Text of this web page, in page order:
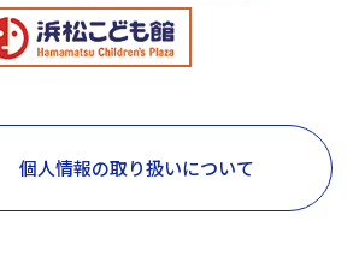
個人情報の取り扱いについて